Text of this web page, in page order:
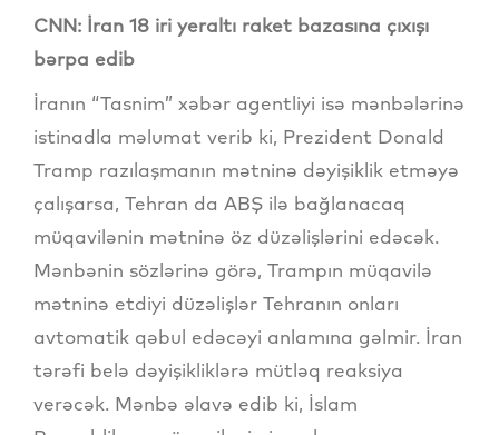
CNN: İran 18 iri yeraltı raket bazasına çıxışı
bərpa edib
İranın “Tasnim” xəbər agentliyi isə mənbələrinə
istinadla məlumat verib ki, Prezident Donald
Tramp razılaşmanın mətninə dəyişiklik etməyə
çalışarsa, Tehran da ABŞ ilə bağlanacaq
müqavilənin mətninə öz düzəlişlərini edəcək.
Mənbənin sözlərinə görə, Trampın müqavilə
mətninə etdiyi düzəlişlər Tehranın onları
avtomatik qəbul edəcəyi anlamına gəlmir. İran
tərəfi belə dəyişikliklərə mütləq reaksiya
verəcək. Mənbə əlavə edib ki, İslam